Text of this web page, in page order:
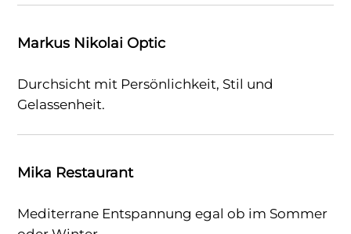
Markus Nikolai Optic
Durchsicht mit Persönlichkeit, Stil und
Gelassenheit.
Mika Restaurant
Mediterrane Entspannung egal ob im Sommer